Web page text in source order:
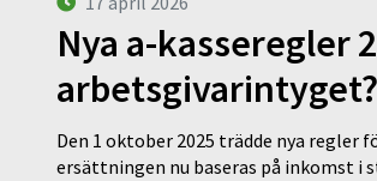
Nya a-kasseregler
arbetsgivarintyget?
Den 1 oktober 2025 trädde nya
ersättningen nu baseras på inkomst